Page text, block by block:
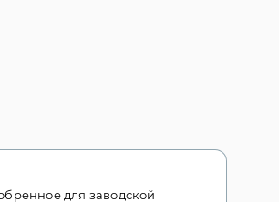
для заводской